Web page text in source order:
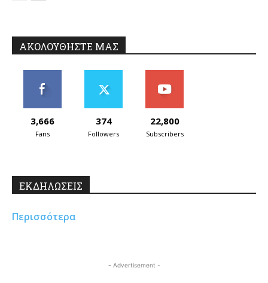
ΑΚΟΛΟΥΘΗΣΤΕ ΜΑΣ
3,666
Fans
374
Followers
22,800
Subscribers
ΕΚΔΗΛΩΣΕΙΣ
Περισσότερα
- Advertisement -